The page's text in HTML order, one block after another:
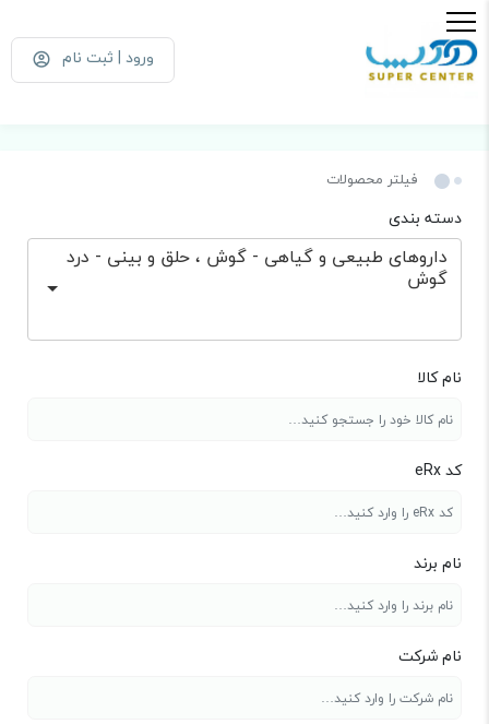
ورود | ثبت نام
فیلتر محصولات
دسته بندی
داروهای طبیعی و گیاهی - گوش ، حلق و بینی - درد
گوش
نام کالا
کد eRx
نام برند
نام شرکت